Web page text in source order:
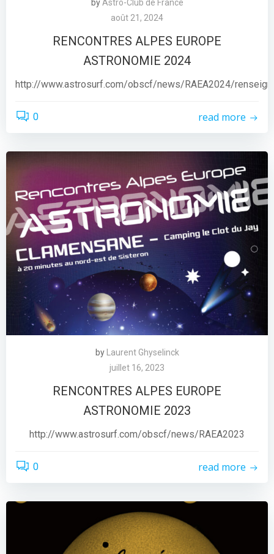
by Astro-Club de France
août 21, 2024
RENCONTRES ALPES EUROPE
ASTRONOMIE 2024
http://www.astrosurf.com/obscf/news/RAEA2024/
0 read more
by
Laurent Ghyselinck
juillet 16, 2023
RENCONTRES ALPES EUROPE
ASTRONOMIE 2023
http://www.astrosurf.com/obscf/news/RAEA2023
0 read more